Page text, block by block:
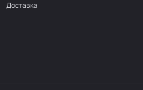
Доставка